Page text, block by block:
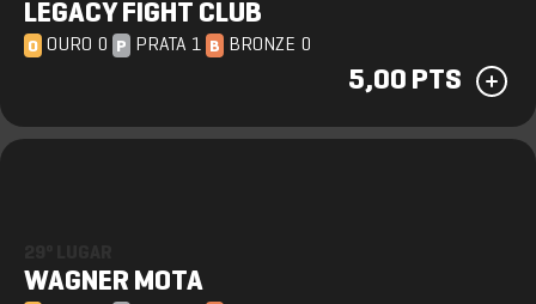
LEGACY FIGHT CLUB
O OURO 0 P PRATA 1 B BRONZE 0
5,00 PTS
WAGNER MOTA